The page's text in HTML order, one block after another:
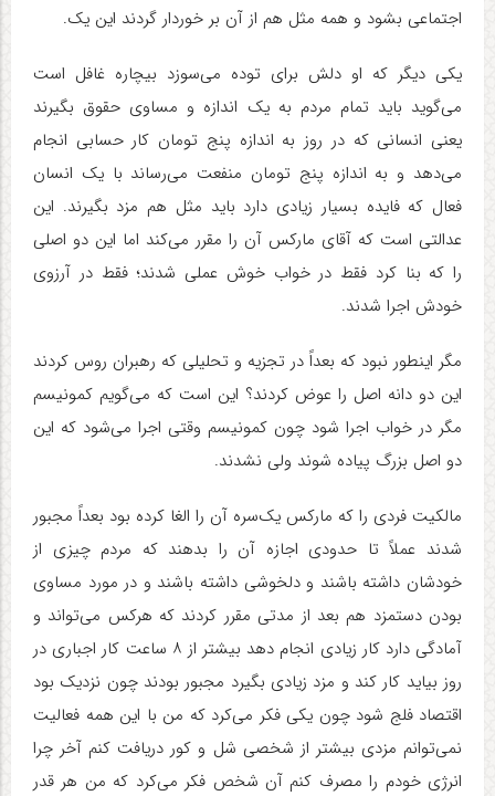
اجتماعی بشود و همه مثل هم از آن بر خوردار گردند این یک.
یکی دیگر که او دلش برای توده می‌سوزد بیچاره غافل است
می‌گوید باید تمام مردم به یک اندازه و مساوی حقوق بگیرند
یعنی انسانی که در روز به اندازه پنج تومان کار حسابی انجام
می‌دهد و به اندازه پنج تومان منفعت می‌رساند با یک انسان
فعال که فایده بسیار زیادی دارد باید مثل هم مزد بگیرند. این
عدالتی است که آقای مارکس آن را مقرر می‌کند اما این دو اصلی
را که بنا کرد فقط در خواب خوش عملی شدند؛ فقط در آرزوی
خودش اجرا شدند.
مگر اینطور نبود که بعداً در تجزیه و تحلیلی که رهبران روس کردند
این دو دانه اصل را عوض کردند؟ این است که می‌گویم کمونیسم
مگر در خواب اجرا شود چون کمونیسم وقتی اجرا می‌شود که این
دو اصل بزرگ پیاده شوند ولی نشدند.
مالکیت فردی را که مارکس یک‌سره آن را الغا کرده بود بعداً مجبور
شدند عملاً تا حدودی اجازه آن را بدهند که مردم چیزی از
خودشان داشته باشند و دلخوشی داشته باشند و در مورد مساوی
بودن دستمزد هم بعد از مدتی مقرر کردند که هرکس می‌تواند و
آمادگی دارد کار زیادی انجام دهد بیشتر از ۸ ساعت کار اجباری در
روز بیاید کار کند و مزد زیادی بگیرد مجبور بودند چون نزدیک بود
اقتصاد فلج شود چون یکی فکر می‌کرد که من با این همه فعالیت
نمی‌توانم مزدی بیشتر از شخصی شل و کور دریافت کنم آخر چرا
انرژی خودم را مصرف کنم آن شخص فکر می‌کرد که من هر قدر